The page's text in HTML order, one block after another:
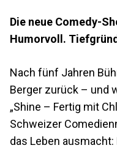
Die neue Comedy-
Humorvoll.
Nach fünf Jahren
Berger zurück – und
„Shine – Fertig mit
Schweizer
das Leben